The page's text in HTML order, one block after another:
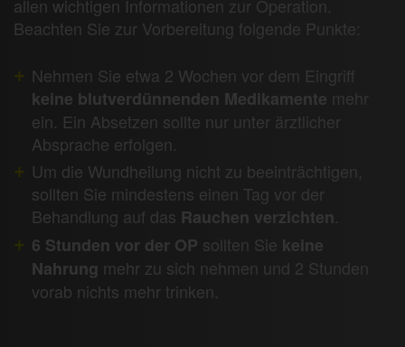
allen wichtigen Informationen zur Operation.
Beachten Sie zur Vorbereitung folgende Punkte:
Nehmen Sie etwa 2 Wochen vor dem Eingriff
keine blutverdünnenden Medikamente mehr
ein. Ein Absetzen sollte nur unter ärztlicher
Absprache erfolgen.
Um die Wundheilung nicht zu beeinträchtigen,
sollten Sie mindestens einen Tag vor der
Behandlung auf das Rauchen verzichten.
6 Stunden vor der OP sollten Sie keine
Nahrung mehr zu sich nehmen und 2 Stunden
vorab nichts mehr trinken.